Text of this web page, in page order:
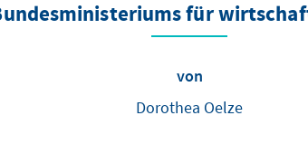
für
von
Dorothea Oelze